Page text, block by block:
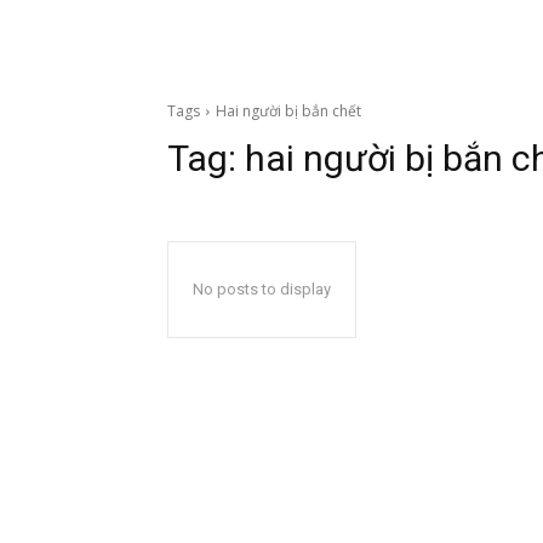
Tags Hai người bị bắn chết
Tag: hai người bị bắn
No posts to display